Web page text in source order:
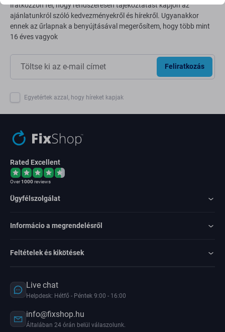
Iratkozzon fel, hogy rendszeresen tájékoztatást kapjon az
ajánlatunkról szóló kedvezményekről és hírekről. Ugyanakkor
ennek az űrlapnak a benyújtásával megerősítem, hogy több mint
16 éves vagyok
Feliratkozás
Egyetértek azzal, hogy híreket kapjak
Rated Excellent
Over1000reviews
Ügyfélszolgálat
Informácio a megrendelésről
Feltételek és kikötések
Live chat
Helpdesk: Hétfő - Péntek 9:00 - 16:00
info@fixshop.hu
Általában 24 órán belül válaszolunk.